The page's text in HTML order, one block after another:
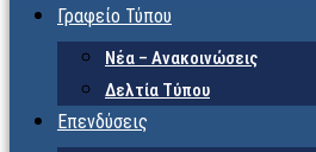
Γραφείο Τύπου
Νέα – Ανακοινώσεις
Δελτία Τύπου
Επενδύσεις